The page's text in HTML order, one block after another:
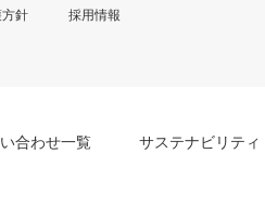
針 採用情報
合わせ一覧 サステナビリティ